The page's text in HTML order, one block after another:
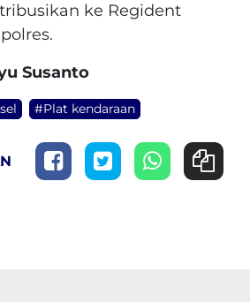
ke Regident
Susanto
#Plat kendaraan